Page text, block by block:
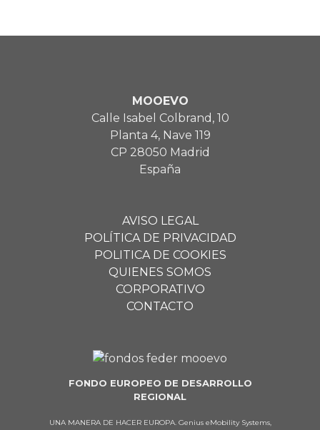
MOOEVO
Calle Isabel Colbrand, 10
Planta 4, Nave 119
CP 28050 Madrid
España
AVISO LEGAL
POLÍTICA DE PRIVACIDAD
POLITICA DE COOKIES
QUIENES SOMOS
CORPORATIVO
CONTACTO
FONDO EUROPEO DE DESARROLLO
REGIONAL
UNA MANERA DE HACER EUROPA. Genius eMobility Systems,